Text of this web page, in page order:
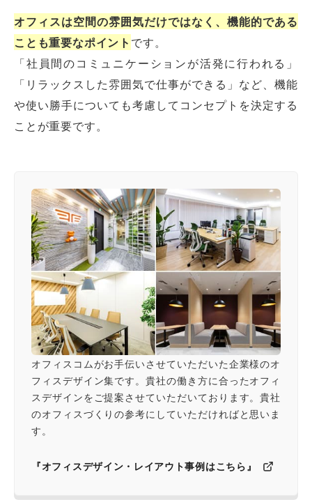
オフィスは空間の雰囲気だけではなく、機能的である
ことも重要なポイント です。
「社員間のコミュニケーションが活発に行われる」
「リラックスした雰囲気で仕事ができる」など、機能
や使い勝手についても考慮してコンセプトを決定する
ことが重要です。
オフィスコムがお手伝いさせていただいた企業様のオ
フィスデザイン集です。貴社の働き方に合ったオフィ
スデザインをご提案させていただいております。貴社
のオフィスづくりの参考にしていただければと思いま
す。
『オフィスデザイン・レイアウト事例はこちら』